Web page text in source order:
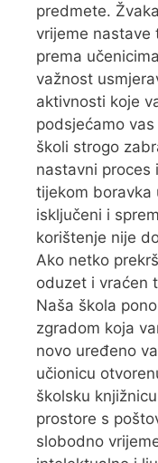
predmete.
vrijeme nastave
prema
važnost
aktivnosti koje
podsjećamo
školi strogo
nastavni proces
tijekom boravka
isključeni i
korištenje nije
Ako netko
oduzet i vraćen
Naša škola
zgradom koja
novo uređeno
učionicu
školsku
prostore s
slobodno